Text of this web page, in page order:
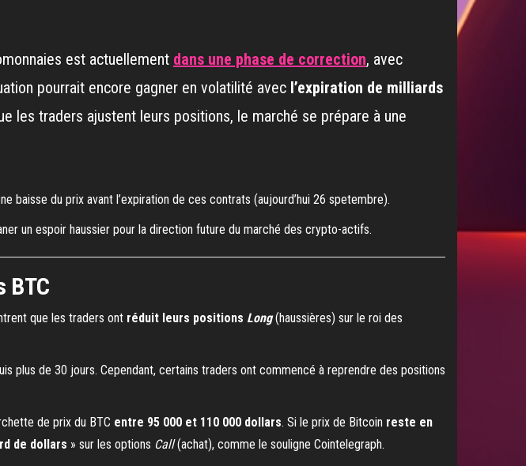
est actuellement dans une phase de correction, avec
pourrait encore gagner en volatilité avec l’expiration de milliards
les traders ajustent leurs positions, le marché se prépare à une
baisse du prix avant l’expiration de ces contrats (aujourd’hui 26 spetembre).
un espoir haussier pour la direction future du marché des crypto-actifs.
BTC
que les traders ont réduit leurs positions Long(haussières) sur le roi des
plus de 30 jours. Cependant, certains traders ont commencé à reprendre des positions
de prix du BTC entre 95 000 et 110 000 dollars. Si le prix de Bitcoin reste en
de dollars » sur les options Call(achat), comme le souligne Cointelegraph.